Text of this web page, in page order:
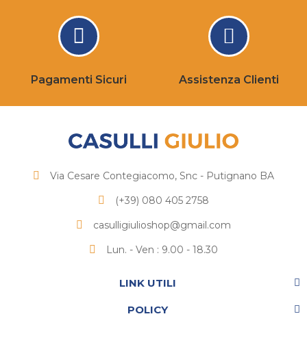
Pagamenti Sicuri Assistenza Clienti
Via Cesare Contegiacomo, Snc - Putignano BA
(+39) 080 405 2758
casulligiulioshop@gmail.com
Lun. - Ven : 9.00 - 18.30
LINK UTILI
POLICY